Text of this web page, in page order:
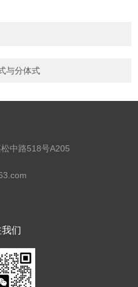
与分体式
中路518号A205
们